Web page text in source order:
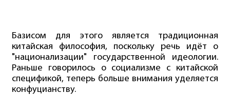
Базисом для этого является традиционная
китайская философия, поскольку речь идёт о
"национализации" государственной идеологии.
Раньше говорилось о социализме с китайской
спецификой, теперь больше внимания уделяется
конфуцианству.